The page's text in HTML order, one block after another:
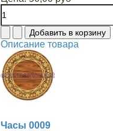
Описание товара
Часы 0009